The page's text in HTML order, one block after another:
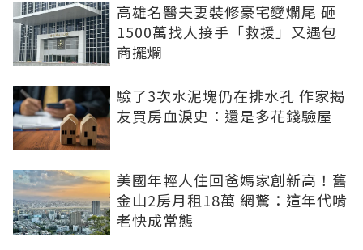
高雄名醫夫妻裝修豪宅變爛尾 砸
1500萬找人接手「救援」又遇包
商擺爛
驗了3次水泥塊仍在排水孔 作家揭
友買房血淚史：還是多花錢驗屋
美國年輕人住回爸媽家創新高！舊
金山2房月租18萬 網驚：這年代啃
老快成常態